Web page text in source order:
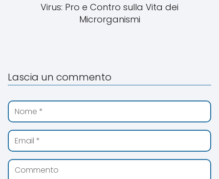
Virus: Pro e Contro sulla Vita dei
Microrganismi
Lascia un commento